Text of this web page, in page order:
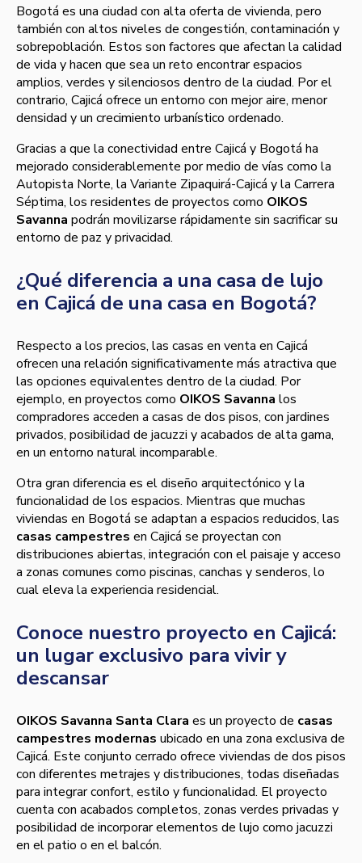
Bogotá es una ciudad con alta oferta de vivienda, pero
también con altos niveles de congestión, contaminación y
sobrepoblación. Estos son factores que afectan la calidad
de vida y hacen que sea un reto encontrar espacios
amplios, verdes y silenciosos dentro de la ciudad. Por el
contrario, Cajicá ofrece un entorno con mejor aire, menor
densidad y un crecimiento urbanístico ordenado.
Gracias a que la conectividad entre Cajicá y Bogotá ha
mejorado considerablemente por medio de vías como la
Autopista Norte, la Variante Zipaquirá-Cajicá y la Carrera
Séptima, los residentes de proyectos como OIKOS
Savanna podrán movilizarse rápidamente sin sacrificar su
entorno de paz y privacidad.
¿Qué diferencia a una casa de lujo
en Cajicá de una casa en Bogotá?
Respecto a los precios, las casas en venta en Cajicá
ofrecen una relación significativamente más atractiva que
las opciones equivalentes dentro de la ciudad. Por
ejemplo, en proyectos como OIKOS Savanna los
compradores acceden a casas de dos pisos, con jardines
privados, posibilidad de jacuzzi y acabados de alta gama,
en un entorno natural incomparable.
Otra gran diferencia es el diseño arquitectónico y la
funcionalidad de los espacios. Mientras que muchas
viviendas en Bogotá se adaptan a espacios reducidos, las
casas campestres en Cajicá se proyectan con
distribuciones abiertas, integración con el paisaje y acceso
a zonas comunes como piscinas, canchas y senderos, lo
cual eleva la experiencia residencial.
Conoce nuestro proyecto en Cajicá:
un lugar exclusivo para vivir y
descansar
OIKOS Savanna Santa Clara es un proyecto de casas
campestres modernas ubicado en una zona exclusiva de
Cajicá. Este conjunto cerrado ofrece viviendas de dos pisos
con diferentes metrajes y distribuciones, todas diseñadas
para integrar confort, estilo y funcionalidad. El proyecto
cuenta con acabados completos, zonas verdes privadas y
posibilidad de incorporar elementos de lujo como jacuzzi
en el patio o en el balcón.